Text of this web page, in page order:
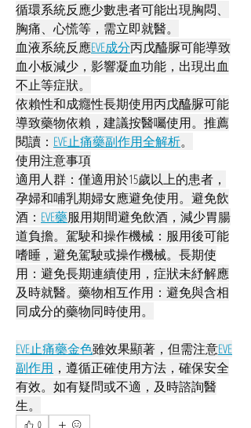
循環系統反應少數患者可能出現胸悶、
胸痛、心慌等，需立即就醫。
血液系統反應EVE成分丙戊醯脲可能導致
血小板減少，影響凝血功能，出現出血
不止等症狀。
依賴性和成癮性長期使用丙戊醯脲可能
導致藥物依賴，建議按醫囑使用。推薦
閱讀： EVE止痛藥副作用全解析。
使用注意事項
適用人群：僅適用於15歲以上的患者，
孕婦和哺乳期婦女應避免使用。避免飲
酒： EVE藥服用期間避免飲酒，減少胃腸
道負擔。駕駛和操作機械：服用後可能
嗜睡，避免駕駛或操作機械。長期使
用：避免長期連續使用，症狀未紓解應
及時就醫。藥物相互作用：避免與含相
同成分的藥物同時使用。
EVE止痛藥金色雖效果顯著，但需注意EVE
副作用 ，遵循正確使用方法，確保安全
有效。如有疑問或不適，及時諮詢醫
生。
0